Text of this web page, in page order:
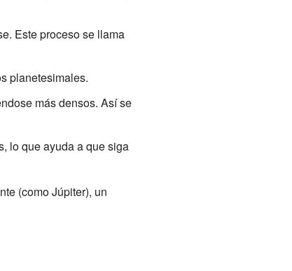
Este proceso se llama
planetesimales.
más densos. Así se
lo que ayuda a que siga
(como Júpiter), un